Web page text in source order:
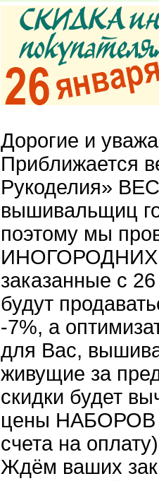
Дорогие и
Приближается
Рукоделия»
вышивальщиц
поэтому мы
ИНОГОРОДНИХ!
заказанные с
будут
-7%, а
для Вас,
живущие за
скидки будет
цены НАБОРОВ
счета на оплату)
Ждём ваших